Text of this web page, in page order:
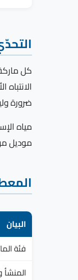
كل
ضرورة
موديل
البيان
فئة
المنشأ